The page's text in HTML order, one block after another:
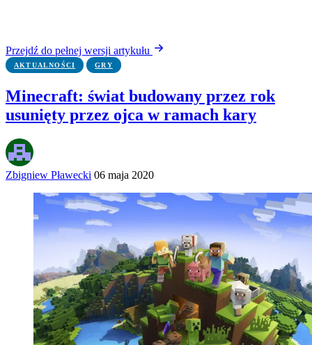
Przejdź do pełnej wersji artykułu
AKTUALNOŚCI GRY
Minecraft: świat budowany przez rok
usunięty przez ojca w ramach kary
Zbigniew Pławecki 06 maja 2020